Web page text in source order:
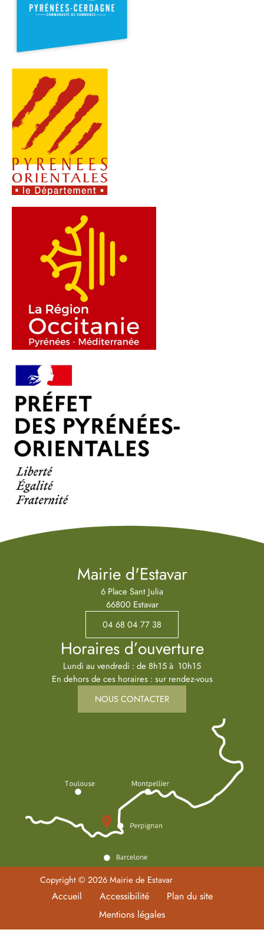
Mairie d'Estavar
6 Place Sant Julia
66800 Estavar
04 68 04 77 38
Horaires d’ouverture
Lundi au vendredi : de 8h15 à 10h15
En dehors de ces horaires : sur rendez-vous
NOUS CONTACTER
Copyright © 2026 Mairie de Estavar
Accueil Accessibilité
Plan du site
Mentions légales